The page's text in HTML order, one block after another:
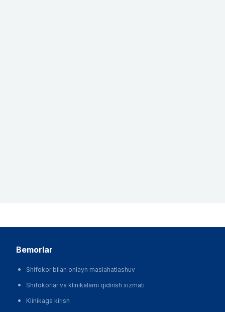
bemorlar
Shifokor bilan onlayn maslahatlashuv
Shifokorlar va klinikalarni qidirish xizmati
Klinikaga kirish